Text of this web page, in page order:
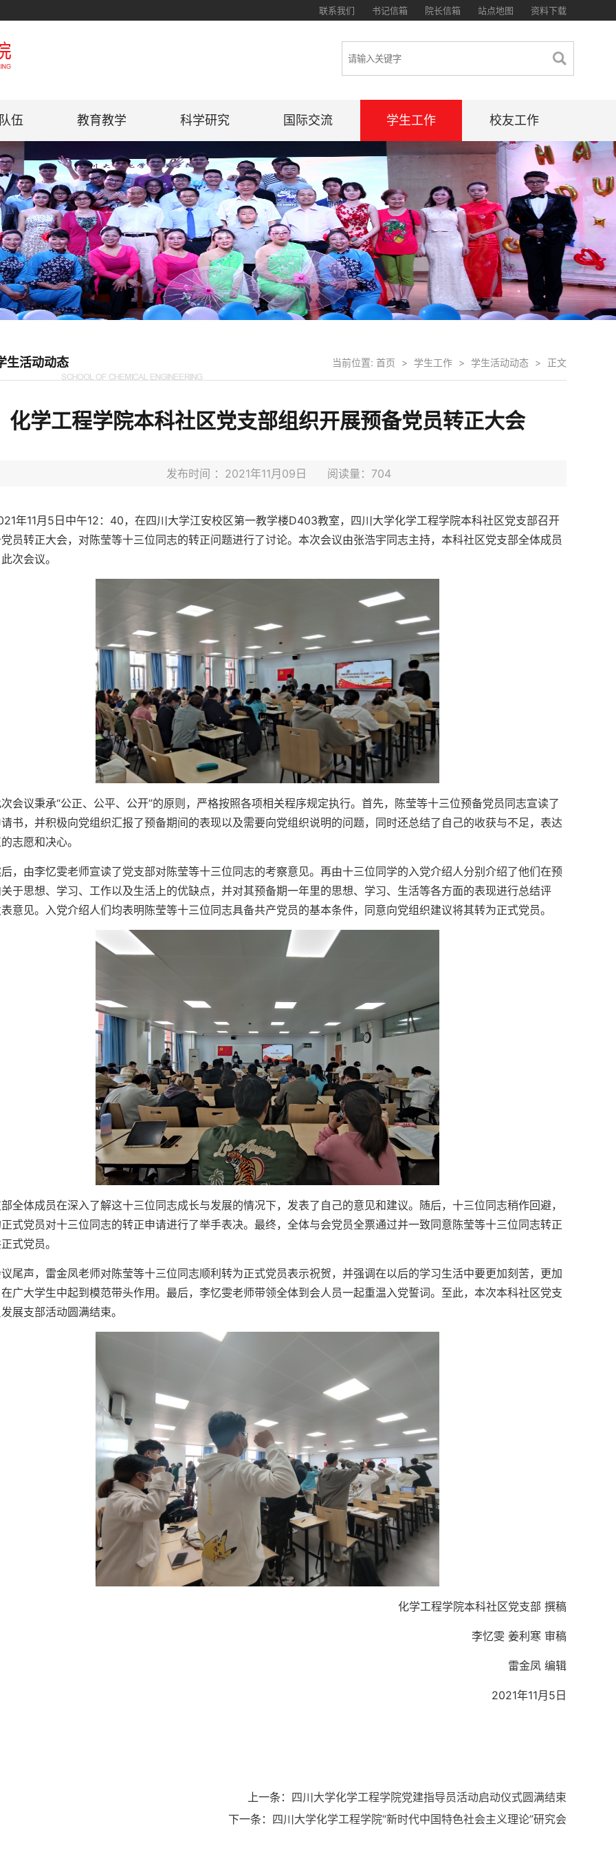
资料下载
站点地图
院长信箱
书记信箱
联系我们
伍 教育教学 科学研究 国际交流 学生工作 校友工作
生活动动态 当前位置: 首页 > 学生工作 > 学生活动动态 > 正文
化学工程学院本科社区党支部组织开展预备党员转正大会
发布时间 ：2021年11月09日 阅读量： 704
年11月5日中午12：40，在四川大学江安校区第一教学楼D403教室，四川大学化学工程学院本科社区党支部召开
员转正大会，对陈莹等十三位同志的转正问题进行了讨论。本次会议由张浩宇同志主持，本科社区党支部全体成员
次会议。
会议秉承“公正、公平、公开”的原则，严格按照各项相关程序规定执行。首先，陈莹等十三位预备党员同志宣读了
书，并积极向党组织汇报了预备期间的表现以及需要向党组织说明的问题，同时还总结了自己的收获与不足，表达
志愿和决心。
，由李忆雯老师宣读了党支部对陈莹等十三位同志的考察意见。再由十三位同学的入党介绍人分别介绍了他们在预
于思想、学习、工作以及生活上的优缺点，并对其预备期一年里的思想、学习、生活等各方面的表现进行总结评
意见。入党介绍人们均表明陈莹等十三位同志具备共产党员的基本条件，同意向党组织建议将其转为正式党员。
全体成员在深入了解这十三位同志成长与发展的情况下，发表了自己的意见和建议。随后，十三位同志稍作回避，
式党员对十三位同志的转正申请进行了举手表决。最终，全体与会党员全票通过并一致同意陈莹等十三位同志转正
式党员。
尾声，雷金凤老师对陈莹等十三位同志顺利转为正式党员表示祝贺，并强调在以后的学习生活中要更加刻苦，更加
广大学生中起到模范带头作用。最后，李忆雯老师带领全体到会人员一起重温入党誓词。至此，本次本科社区党支
展支部活动圆满结束。
化学工程学院本科社区党支部 撰稿
李忆雯 姜利寒 审稿
雷金凤 编辑
2021年11月5日
上一条： 四川大学化学工程学院党建指导员活动启动仪式圆满结束
下一条： 四川大学化学工程学院“新时代中国特色社会主义理论”研究会